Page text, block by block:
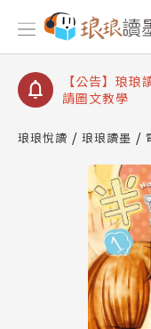
【公告】琅琅
【公告】琅琅
【公告】琅
請圖文教學
查詢
【公告】琅琅
琅琅悅讀 琅琅讀墨